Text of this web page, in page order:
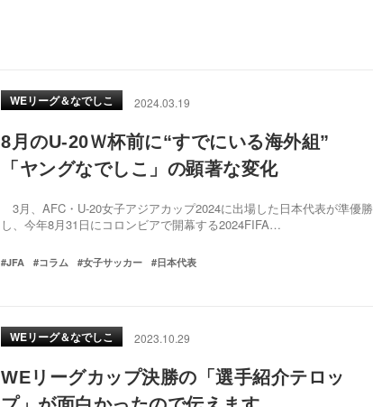
WEリーグ＆なでしこ 2024.03.19
8月のU-20Ｗ杯前に“すでにいる海外組”
「ヤングなでしこ」の顕著な変化
3月、AFC・U-20女子アジアカップ2024に出場した日本代表が準優勝
し、今年8月31日にコロンビアで開幕する2024FIFA…
#JFA #コラム #女子サッカー #日本代表
WEリーグ＆なでしこ 2023.10.29
WEリーグカップ決勝の「選手紹介テロッ